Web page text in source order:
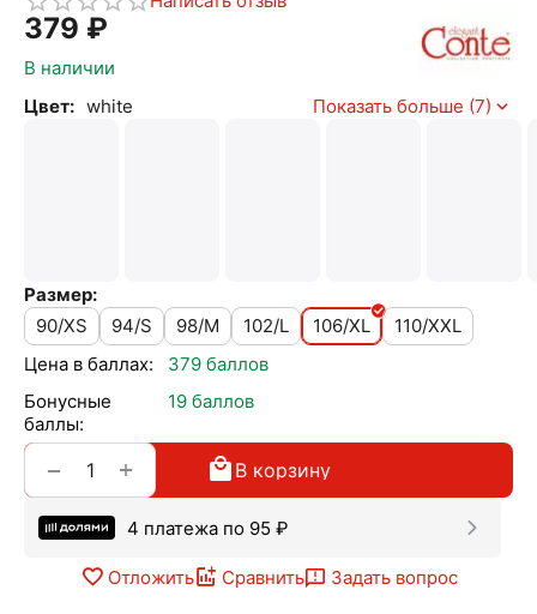
‍379‍ ₽
В наличии
Цвет: white Показать больше (7)
Размер:
90/XS
94/S 98/M 102/L 106/XL
110/XXL
Цена в баллах:
379 баллов
Бонусные
баллы:
19 баллов
+
− В корзину
4 платежа по 95 ₽
Отложить Сравнить Задать вопрос